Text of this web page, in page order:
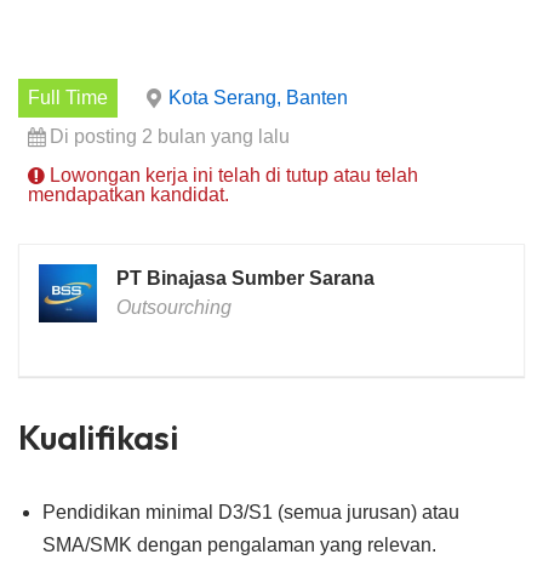
Full Time
Kota Serang, Banten
Di posting 2 bulan yang lalu
Lowongan kerja ini telah di tutup atau telah
mendapatkan kandidat.
PT Binajasa Sumber Sarana
Outsourching
Kualifikasi
Pendidikan minimal D3/S1 (semua jurusan) atau
SMA/SMK dengan pengalaman yang relevan.